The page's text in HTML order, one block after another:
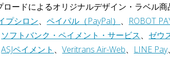
ードによるオリジナルデザイン・ラベル商
プシロン、ペイパル（PayPal） 、 ROBOT
ソフトバンク・ペイメント・サービス、 ゼウ
ASJペイメント 、Veritrans Air-Web、 LINE Pay